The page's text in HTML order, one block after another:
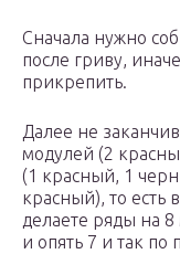
Сначала нужно
после гриву,
прикрепить.
Далее не
модулей (2
(1 красный, 1
красный), то
делаете ряды на
и опять 7 и так по